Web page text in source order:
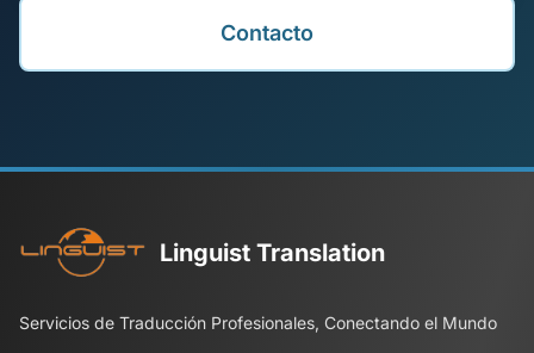
Contacto
Linguist Translation
Servicios de Traducción Profesionales, Conectando el Mundo